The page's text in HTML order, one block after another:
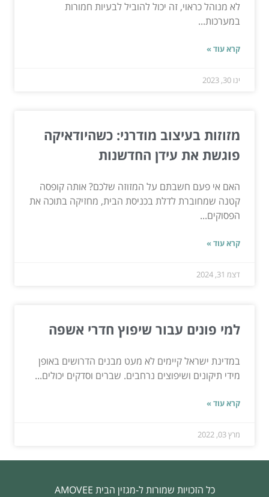
לא מנוהל כראוי, זה יכול להוביל לבעיות חמורות
במערכות...
קרא עוד »
ינו 30, 2023
מזוזות בעיצוב מודרני: כשהיודאיקה
פוגשת את עידן החדשנות
האם אי פעם חשבתם על המזוזה שלכם? אותה קופסה
קטנה שמחוברת לדלת בכניסת הבית, מחזיקה בתוכה את
הפסוקים...
קרא עוד »
דצמ 31, 2024
למי פונים עבור שיפוץ חדרי אשפה
במדינת ישראל קיימים לא מעט מבנים הדרושים באופן
מידי תיקונים ושיפוצים נרחבים. שברים וסדקים יכולים...
קרא עוד »
מרץ 03, 2022
כל הזכויות שמורות ל-מגזין הבית AMOVEE